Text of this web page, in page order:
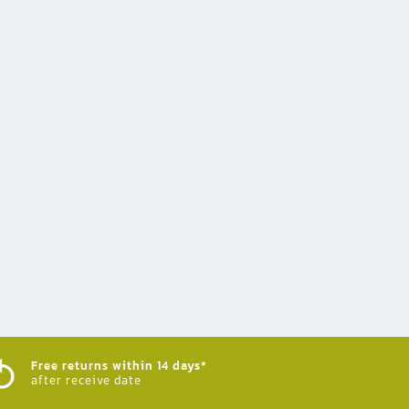
Free returns within 14 days*
after receive date